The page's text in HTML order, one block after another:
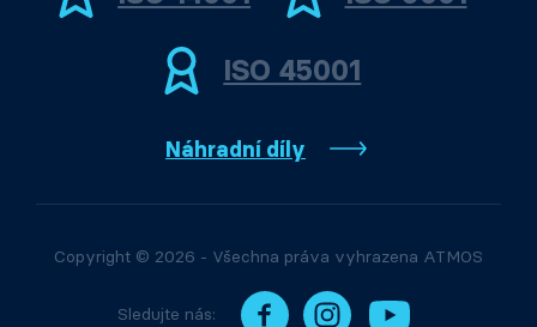
ISO 45001
Náhradní díly
Copyright © 2026 - Všechna práva vyhrazena ATMOS
Sledujte nás: